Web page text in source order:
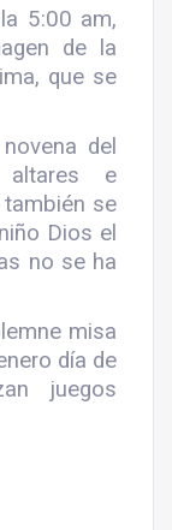
5:00 am,
de la
que se
del
altares e
se
Dios el
no se ha
misa
día de
juegos